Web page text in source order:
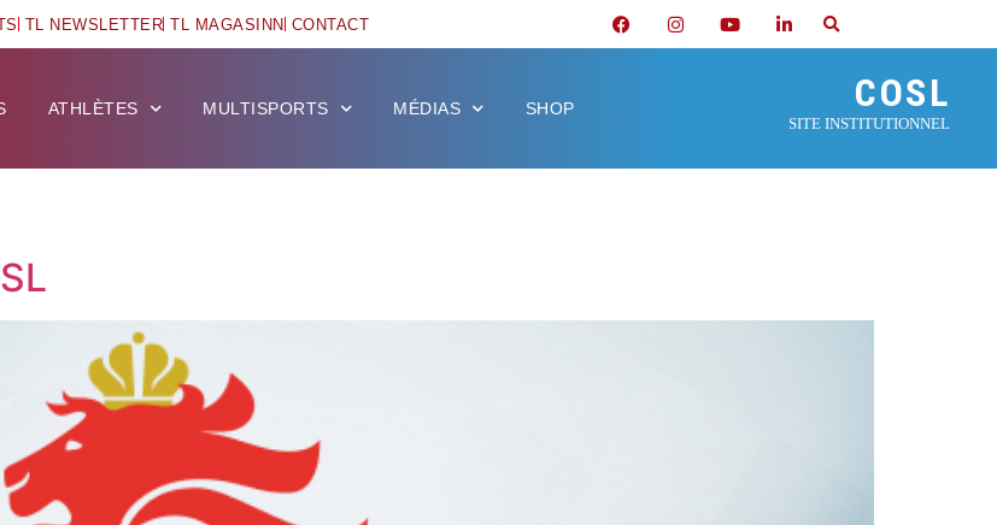
TL NEWSLETTER TL MAGASINN CONTACT
ATHLÈTES MULTISPORTS MÉDIAS SHOP COSL
SITE INSTITUTIONNEL